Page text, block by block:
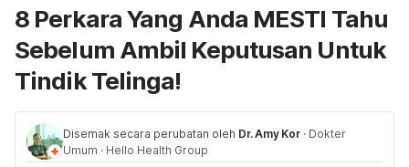
8 Perkara Yang Anda MESTI Tahu
Sebelum Ambil Keputusan Untuk
Tindik Telinga!
Disemak secara perubatan oleh Dr. Amy Kor · Dokter
Umum · Hello Health Group